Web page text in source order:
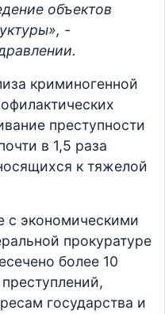
объектов
-
криминогенной
преступности
в 1,5 раза
к тяжелой
с экономическими
прокуратуре
более 10
государства и